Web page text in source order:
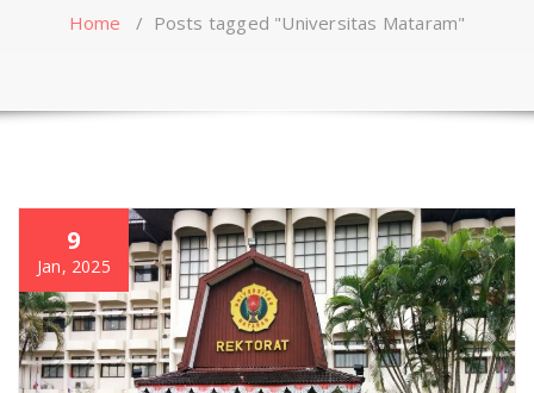
Home / Posts tagged "Universitas Mataram"
9
Jan, 2025